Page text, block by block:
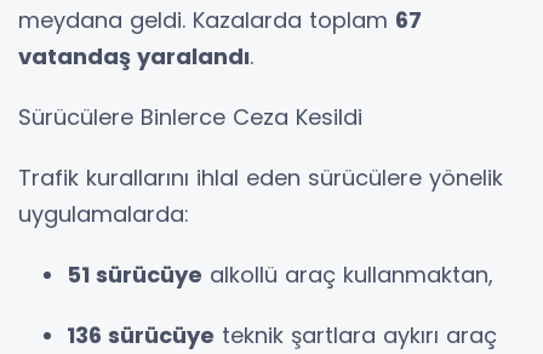
meydana geldi. Kazalarda toplam 67
vatandaş yaralandı.
Sürücülere Binlerce Ceza Kesildi
Trafik kurallarını ihlal eden sürücülere yönelik
uygulamalarda:
51 sürücüye alkollü araç kullanmaktan,
136 sürücüye teknik şartlara aykırı araç